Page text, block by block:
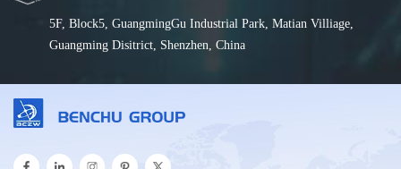
5F, Block5, GuangmingGu Industrial Park, Matian Villiage,
Guangming Disitrict, Shenzhen, China